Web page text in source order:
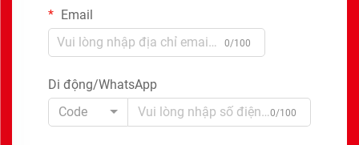
Email
0/100
Di động/WhatsApp
Code
0/100